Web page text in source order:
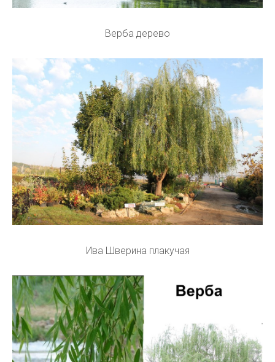
Верба дерево
Ива Шверина плакучая